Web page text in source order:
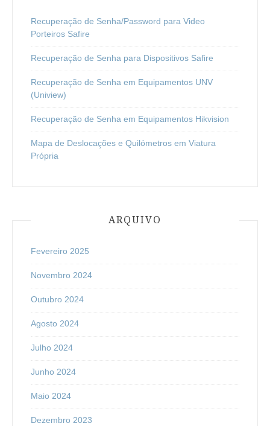
Recuperação de Senha/Password para Video
Porteiros Safire
Recuperação de Senha para Dispositivos Safire
Recuperação de Senha em Equipamentos UNV
(Uniview)
Recuperação de Senha em Equipamentos Hikvision
Mapa de Deslocações e Quilómetros em Viatura
Própria
ARQUIVO
Fevereiro 2025
Novembro 2024
Outubro 2024
Agosto 2024
Julho 2024
Junho 2024
Maio 2024
Dezembro 2023